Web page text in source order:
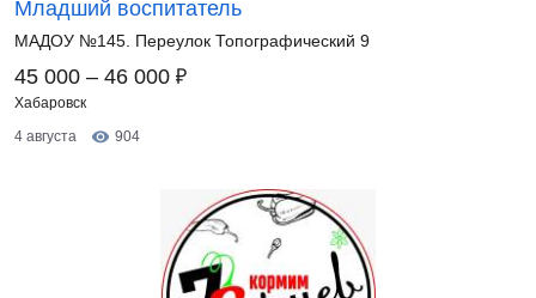
Младший воспитатель
МАДОУ №145. Переулок Топографический 9
45 000 – 46 000 ₽
Хабаровск
4 августа
904